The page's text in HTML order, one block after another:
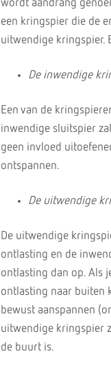
wordt aandrang
een kringspier die de
uitwendige kringspier.
De inwendige
Een van de
inwendige sluitspier
geen invloed
ontspannen.
De uitwendige
De uitwendige
ontlasting en de
ontlasting dan op. Als
ontlasting naar buiten
bewust aanspannen
uitwendige kringspier
de buurt is.